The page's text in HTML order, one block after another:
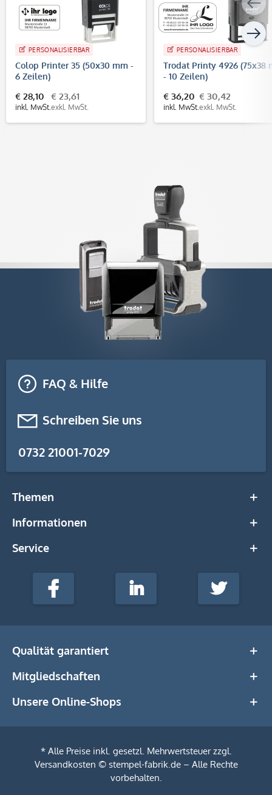
PERSONALISIERBAR
Colop Printer 35 (50x30 mm -
6 Zeilen)
€ 28,10
inkl. MwSt.
€ 23,61
exkl. MwSt.
PERSONALISIERBAR
Trodat Printy 4926 (75x38
- 10 Zeilen)
€ 36,20
inkl. MwSt.
€ 30,42
exkl. MwSt.
FAQ & Hilfe
Schreiben Sie uns
0732 21001-7029
Themen
Informationen
Service
stempel-
Media
Facebook LinkedIn Twitter
Qualität garantiert
Mitgliedschaften
Unsere Online-Shops
* Alle Preise inkl. gesetzl. Mehrwertsteuer zzgl.
Versandkosten © stempel-fabrik.de – Alle Rechte
vorbehalten.